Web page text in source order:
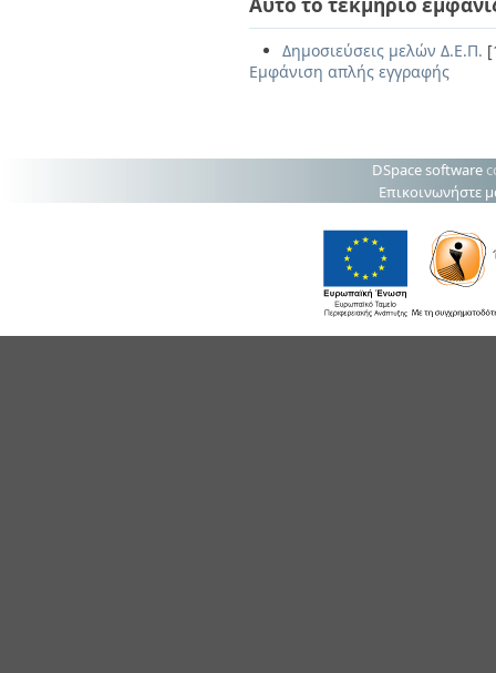
Δημοσιεύσεις μελών Δ.Ε.Π.
Εμφάνιση απλής εγγραφής
DSpace software
Επικοινωνήστε